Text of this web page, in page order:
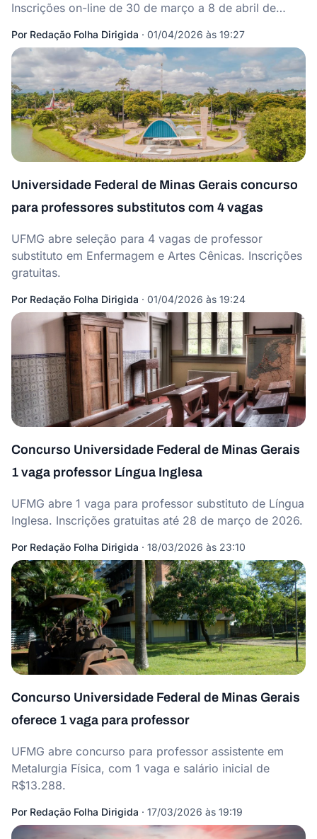
Inscrições on-line de 30 de março a 8 de abril de
Por Redação Folha Dirigida · 01/04/2026 às 19:27
Universidade Federal de Minas Gerais concurso
para professores substitutos com 4 vagas
UFMG abre seleção para 4 vagas de professor
substituto em Enfermagem e Artes Cênicas. Inscrições
gratuitas.
Por Redação Folha Dirigida · 01/04/2026 às 19:24
Concurso Universidade Federal de Minas Gerais
1 vaga professor Língua Inglesa
UFMG abre 1 vaga para professor substituto de Língua
Inglesa. Inscrições gratuitas até 28 de março de 2026.
Por Redação Folha Dirigida · 18/03/2026 às 23:10
Concurso Universidade Federal de Minas Gerais
oferece 1 vaga para professor
UFMG abre concurso para professor assistente em
Metalurgia Física, com 1 vaga e salário inicial de
R$13.288.
Por Redação Folha Dirigida · 17/03/2026 às 19:19